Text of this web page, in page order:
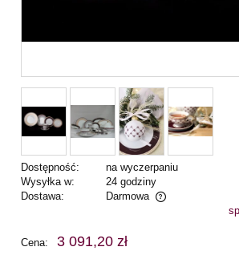
Dostępność:
na wyczerpaniu
Wysyłka w:
24 godziny
Dostawa:
Darmowa
Cena nie zawiera ewentualnych kosztów
Cena: 3 091,20 zł